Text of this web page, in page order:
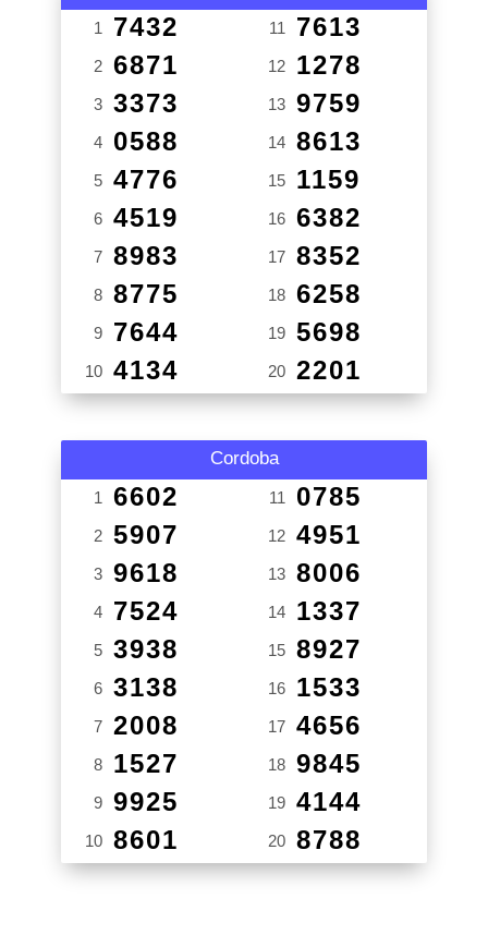
1 7432
2 6871
3 3373
4 0588
5 4776
6 4519
7 8983
8 8775
9 7644
10 4134
11 7613
12 1278
13 9759
14 8613
15 1159
16 6382
17 8352
18 6258
19 5698
20 2201
Cordoba
1 6602
2 5907
3 9618
4 7524
5 3938
6 3138
7 2008
8 1527
9 9925
10 8601
11 0785
12 4951
13 8006
14 1337
15 8927
16 1533
17 4656
18 9845
19 4144
20 8788